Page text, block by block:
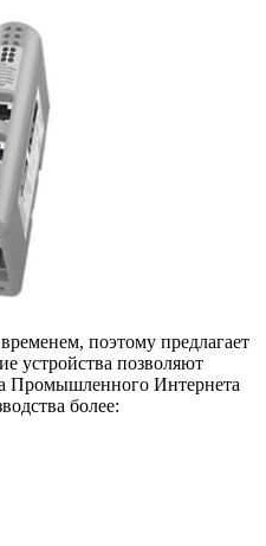
поэтому предлагает
устройства позволяют
Промышленного Интернета
более: